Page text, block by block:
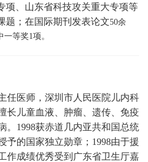
项、山东省科技攻关重大专项等
题 ；在国际期刊发表论文50余
一等奖1项。
任医师，深圳市人民医院儿内科
长 儿童血液、肿瘤、遗传、免疫
。 1998获赤道几内亚共和国总统
予的国家独立勋章；1998由于援
作成绩优秀受到广东省卫生厅嘉